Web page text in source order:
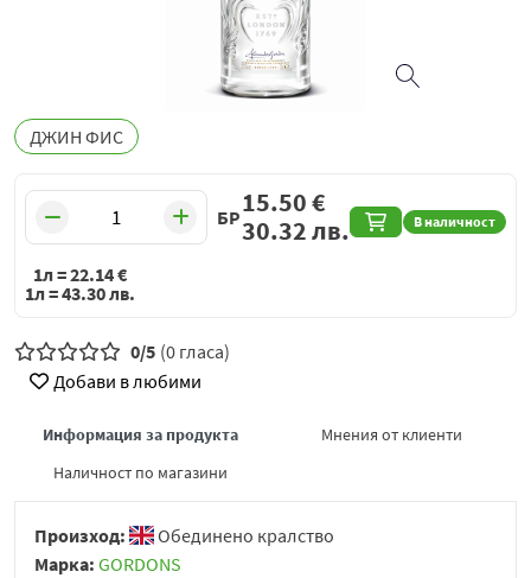
ДЖИН ФИС
БР В наличност
15.50€
30.32лв.
1л =22.14€
1л =43.30лв.
0/5 (0 гласа)
Добави в любими
Информация за продукта
Мнения от клиенти
Наличност по магазини
Произход:
Обединено кралство
Марка: GORDONS